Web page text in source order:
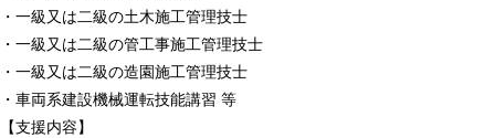
・一級又は二級の土木施工管理技士
・一級又は二級の管工事施工管理技士
・一級又は二級の造園施工管理技士
・車両系建設機械運転技能講習 等
【支援内容】